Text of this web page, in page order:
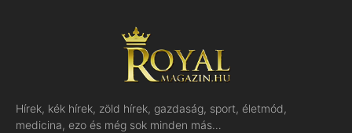
Hírek, kék hírek, zöld hírek, gazdaság, sport, életmód,
medicina, ezo és még sok minden más…